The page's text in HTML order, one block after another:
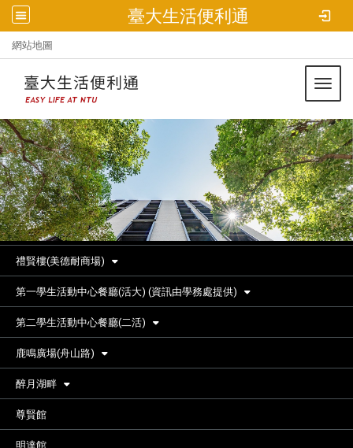
臺大生活便利通
網站地圖
禮賢樓(美德耐商場)
第一學生活動中心餐廳(活大) (資訊由學務處提供)
第二學生活動中心餐廳(二活)
鹿鳴廣場(舟山路)
醉月湖畔
尊賢館
明達館